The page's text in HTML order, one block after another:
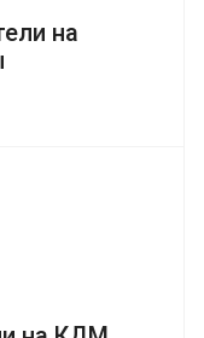
на